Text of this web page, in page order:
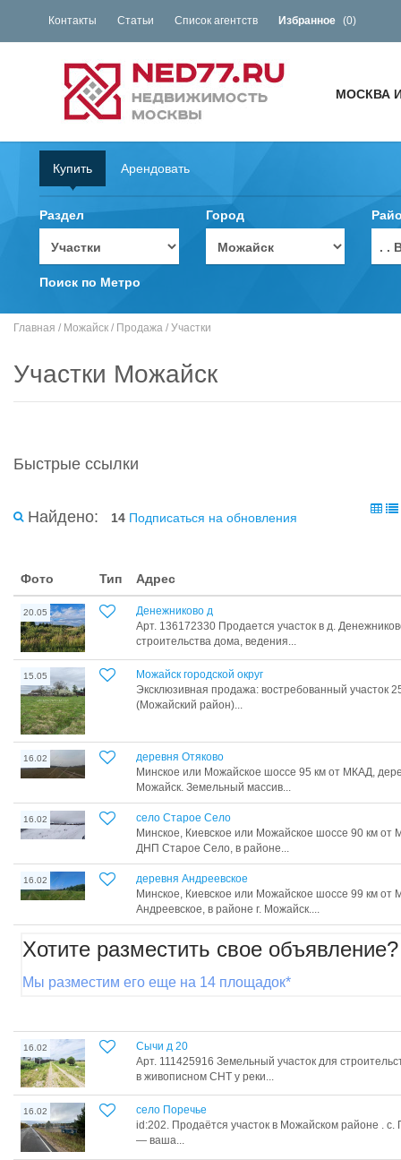
Контакты Статьи Список агентств Избранное (0)
МОСКВА
Купить Арендовать
Раздел Город
. .
Поиск по Метро
Главная / Можайск / Продажа / Участки
Участки Можайск
Быстрые ссылки
Найдено: 14 Подписаться на обновления
Фото Тип Адрес
20.05
Денежниково д
Арт. 136172330 Продается участок в д.
строительства дома, ведения...
15.05
Можайск городской округ
Эксклюзивная продажа: востребованный участок
(Можайский район)...
16.02
деревня Отяково
Минское или Можайское шоссе 95 км от МКАД,
Можайск. Земельный массив...
16.02
село Старое Село
Минское, Киевское или Можайское шоссе 90 км
ДНП Старое Село, в районе...
16.02
деревня Андреевское
Минское, Киевское или Можайское шоссе 99 км от
Андреевское, в районе г. Можайск....
Хотите разместить свое объявление?
Мы разместим его еще на 14 площадок*
16.02
Сычи д 20
Арт. 111425916 Земельный участок для
в живописном СНТ у реки...
16.02
село Поречье
id:202. Продаётся участок в Можайском районе .
— ваша...